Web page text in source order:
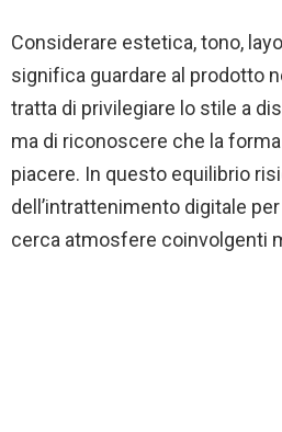
Considerare estetica, tono,
significa guardare al prodotto
tratta di privilegiare lo stile a
ma di riconoscere che la
piacere. In questo equilibrio
dell’intrattenimento digitale
cerca atmosfere coinvolgenti